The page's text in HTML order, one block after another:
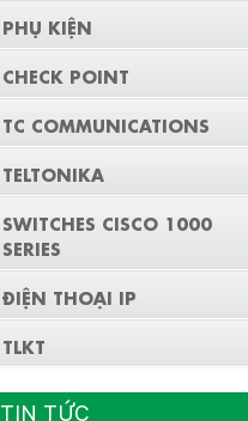
PHỤ KIỆN
CHECK POINT
TC COMMUNICATIONS
TELTONIKA
SWITCHES CISCO 1000
SERIES
ĐIỆN THOẠI IP
TLKT
TIN TỨC